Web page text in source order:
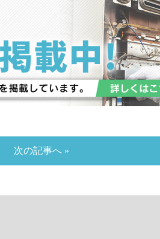
次の記事へ »